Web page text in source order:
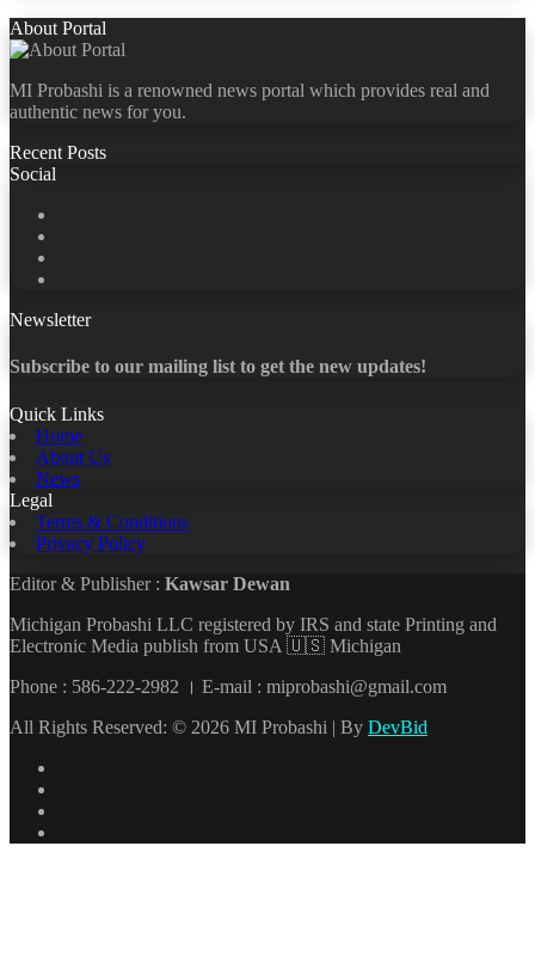
About Portal
MI Probashi is a renowned news portal which provides real and
authentic news for you.
Recent Posts
Social
Newsletter
Subscribe to our mailing list to get the new updates!
Quick Links
Home
About Us
News
Legal
Terms & Conditions
Privacy Policy
Editor & Publisher : Kawsar Dewan
Michigan Probashi LLC registered by IRS and state Printing and
Electronic Media publish from USA 🇺🇸 Michigan
Phone : 586-222-2982 । E-mail : miprobashi@gmail.com
All Rights Reserved: © 2026 MI Probashi | By DevBid